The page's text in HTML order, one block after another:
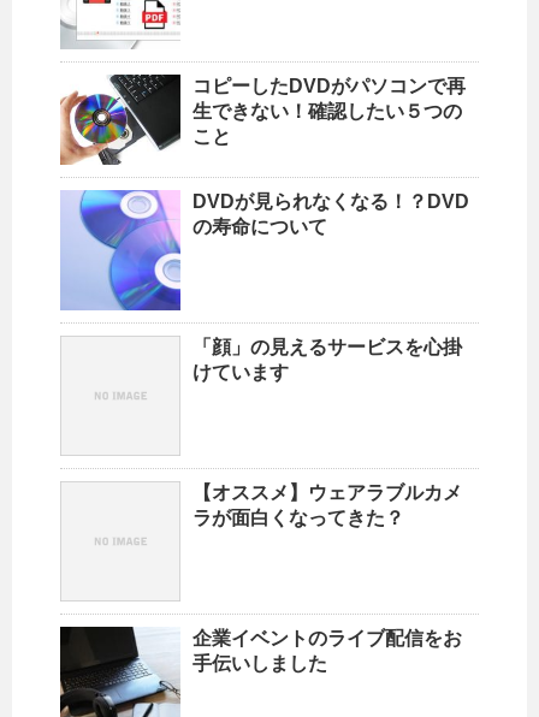
コピーしたDVDがパソコンで再
生できない！確認したい５つの
こと
DVDが見られなくなる！？DVD
の寿命について
「顔」の見えるサービスを心掛
けています
【オススメ】ウェアラブルカメ
ラが面白くなってきた？
企業イベントのライブ配信をお
手伝いしました